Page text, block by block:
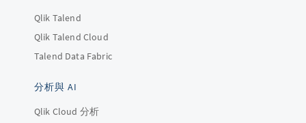
Qlik Talend
Qlik Talend Cloud
Talend Data Fabric
分析與 AI
Qlik Cloud 分析